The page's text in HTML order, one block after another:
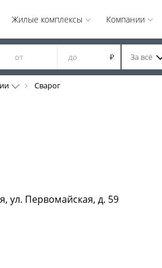
Жилые комплексы Компании
₽ За всё
Сварог
ул. Первомайская, д. 59